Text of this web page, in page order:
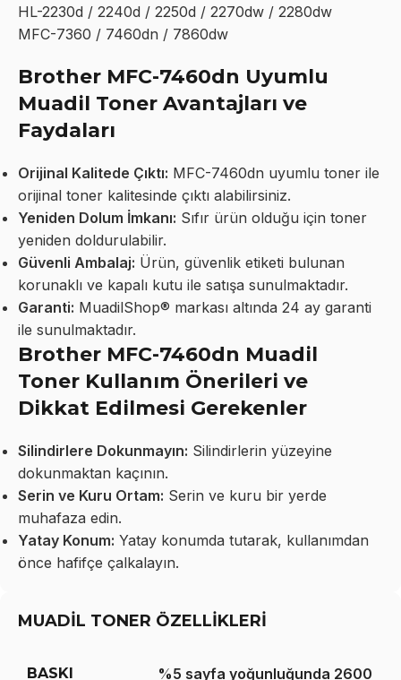
HL-2230d / 2240d / 2250d / 2270dw / 2280dw
MFC-7360 / 7460dn / 7860dw
Brother MFC-7460dn Uyumlu
Muadil Toner Avantajları ve
Faydaları
Orijinal Kalitede Çıktı: MFC-7460dn uyumlu toner ile
orijinal toner kalitesinde çıktı alabilirsiniz.
Yeniden Dolum İmkanı: Sıfır ürün olduğu için toner
yeniden doldurulabilir.
Güvenli Ambalaj: Ürün, güvenlik etiketi bulunan
korunaklı ve kapalı kutu ile satışa sunulmaktadır.
Garanti: MuadilShop® markası altında 24 ay garanti
ile sunulmaktadır.
Brother MFC-7460dn Muadil
Toner Kullanım Önerileri ve
Dikkat Edilmesi Gerekenler
Silindirlere Dokunmayın: Silindirlerin yüzeyine
dokunmaktan kaçının.
Serin ve Kuru Ortam: Serin ve kuru bir yerde
muhafaza edin.
Yatay Konum: Yatay konumda tutarak, kullanımdan
önce hafifçe çalkalayın.
MUADİL TONER ÖZELLİKLERİ
BASKI %5 sayfa yoğunluğunda 2600